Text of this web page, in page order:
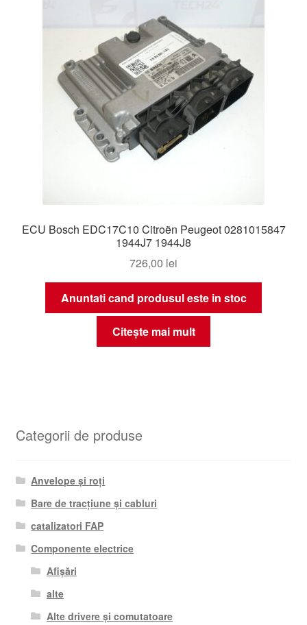
ECU Bosch EDC17C10 Citroën Peugeot 0281015847
1944J7 1944J8
726,00 lei
Anuntati cand produsul este in stoc
Citește mai mult
Categorii de produse
Anvelope și roți
Bare de tracțiune și cabluri
catalizatori FAP
Componente electrice
Afișări
alte
Alte drivere și comutatoare